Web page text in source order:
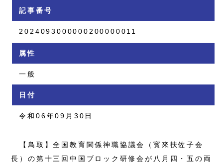
記事番号
2024093000000200000011
属性
一般
日付
令和06年09月30日
【鳥取】全国教育関係神職協議会（寳來扶佐子会
長）の第十三回中国ブロック研修会が八月四・五の両